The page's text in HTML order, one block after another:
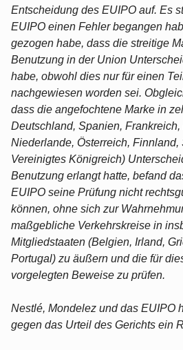
Entscheidung des EUIPO auf. Es
EUIPO einen Fehler begangen
gezogen habe, dass die streitige
Benutzung in der Union
habe, obwohl dies nur für einen
nachgewiesen worden sei.
dass die angefochtene Marke in
Deutschland, Spanien, Frankreich,
Niederlande, Österreich, Finnland,
Vereinigtes Königreich)
Benutzung erlangt hatte, befand
EUIPO seine Prüfung nicht
können, ohne sich zur
maßgebliche Verkehrskreise in
Mitgliedstaaten (Belgien, Irland,
Portugal) zu äußern und die für
vorgelegten Beweise zu prüfen.
Nestlé, Mondelez und das EUIPO
gegen das Urteil des Gerichts ein